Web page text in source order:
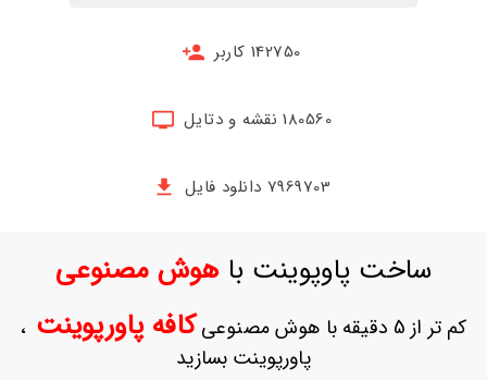
حساب
ثبت
142750 کاربر
180560 نقشه و دتایل
7969703 دانلود فایل
ساخت پاوپوینت باهوش مصنوعی
کم تر از 5 دقیقه با هوش مصنوعی کافه پاورپوینت ،
پاورپوینت بسازید